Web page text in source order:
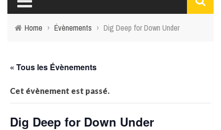
Home › Évènements › Dig Deep for Down Under
« Tous les Évènements
Cet évènement est passé.
Dig Deep for Down Under